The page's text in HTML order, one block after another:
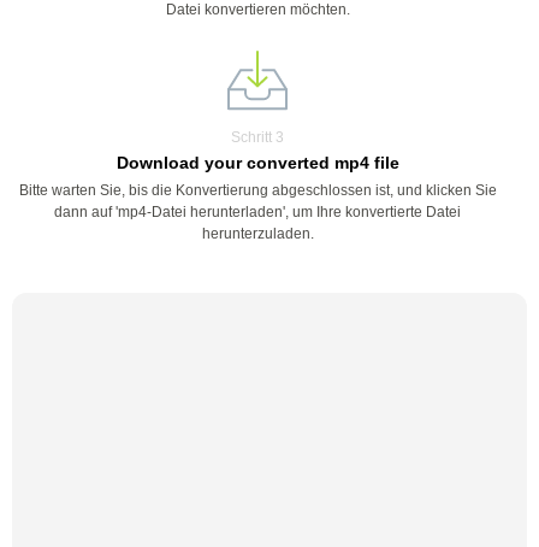
Datei konvertieren möchten.
Schritt 3
Download your converted mp4 file
Bitte warten Sie, bis die Konvertierung abgeschlossen ist, und klicken Sie
dann auf 'mp4-Datei herunterladen', um Ihre konvertierte Datei
herunterzuladen.